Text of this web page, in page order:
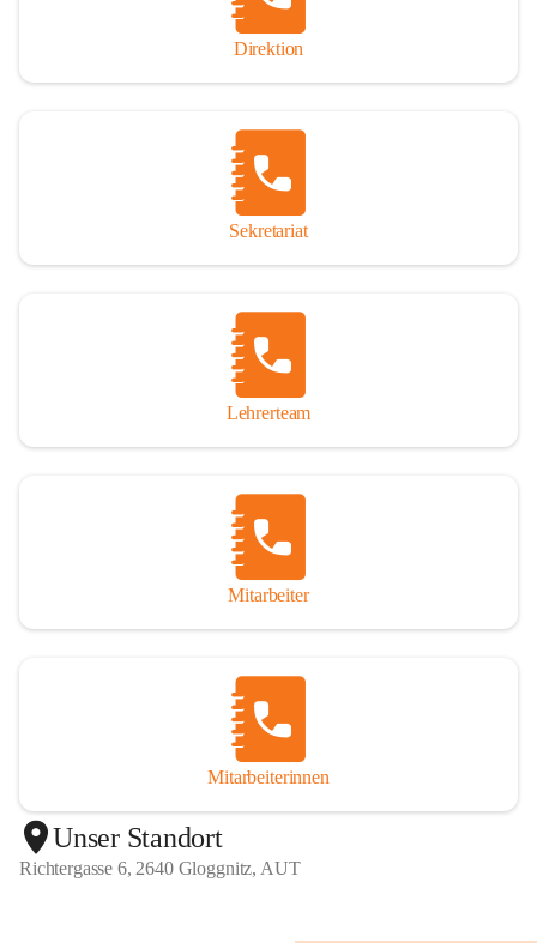
Direktion
Sekretariat
Lehrerteam
Mitarbeiter
Mitarbeiterinnen
+1
Unser Standort
Richtergasse 6, 2640 Gloggnitz, AUT